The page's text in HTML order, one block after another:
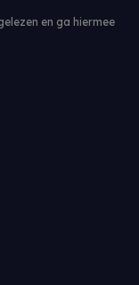
en ga hiermee